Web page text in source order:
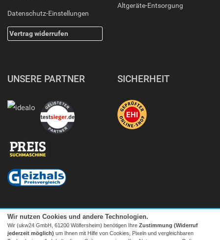
Datenschutz-Einstellungen
Vertrag widerrufen
Altgeräte-Entsorgung
UNSERE PARTNER SICHERHEIT
Wir nutzen Cookies und andere Technologien.
Wir (ukw24 GmbH, 61200 Wölfersheim) benötigen Ihre Zustimmung (Widerruf
jederzeit möglich) um Ihnen mit Hilfe von Cookies, Pixeln und vergleichbaren